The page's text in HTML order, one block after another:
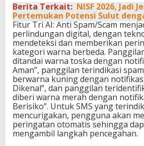
Berita Terkait: NISF 2026, Jadi
Pertemukan Potensi Sulut
Fitur Tri AI: Anti Spam/Scam
perlindungan digital, dengan
mendeteksi dan memberikan
kategori warna berbeda.
ditandai warna toska dengan
Aman”, panggilan terindikasi
berwarna kuning dengan
Dikenal”, dan panggilan
diberi warna merah dengan
Berisiko”. Untuk SMS yang
mencurigakan, pengguna akan
peringatan otomatis sehingga
mengambil langkah pencegahan.